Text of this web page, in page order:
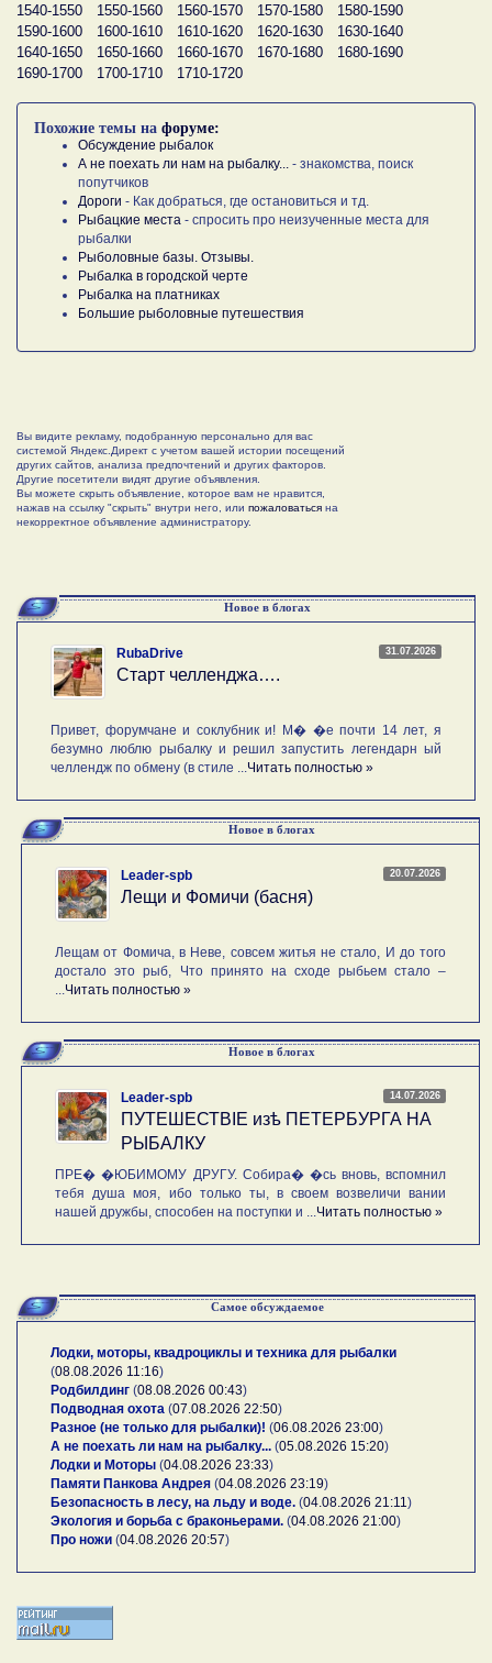
1540-1550
1550-1560 1560-1570 1570-1580
1580-1590
1590-1600
1600-1610 1610-1620 1620-1630
1630-1640
1640-1650
1650-1660 1660-1670 1670-1680
1680-1690
1690-1700
1700-1710 1710-1720
Похожие темы на форуме:
Обсуждение рыбалок
А не поехать ли нам на рыбалку...
- знакомства, поиск
попутчиков
Дороги - Как добраться, где остановиться и тд.
Рыбацкие места - спросить про неизученные места для
рыбалки
Рыболовные базы. Отзывы.
Рыбалка в городской черте
Рыбалка на платниках
Большие рыболовные путешествия
Вы видите рекламу, подобранную персонально для вас
системой Яндекс.Директ с учетом вашей истории посещений
других сайтов, анализа предпочтений и других факторов.
Другие посетители видят другие объявления.
Вы можете скрыть объявление, которое вам не нравится,
нажав на ссылку "скрыть" внутри него, или пожаловаться на
некорректное объявление администратору.
Новое в блогах
31.07.2026
RubaDrive
Старт челленджа….
Привет, форумчане и соклубник и! М� �е почти 14 лет, я
безумно люблю рыбалку и решил запустить легендарн ый
челлендж по обмену (в стиле ... Читать полностью »
Новое в блогах
20.07.2026
Leader-spb
Лещи и Фомичи (басня)
Лещам от Фомича, в Неве, совсем житья не стало, И до того
достало это рыб, Что принято на сходе рыбьем стало –
Читать полностью »
Новое в блогах
14.07.2026
Leader-spb
ПУТЕШЕСТВIE изѣ ПЕТЕРБУРГА НА
РЫБАЛКУ
ПРЕ� �ЮБИМОМУ ДРУГУ. Собира� �сь вновь, вспомнил
тебя душа моя, ибо только ты, в своем возвеличи вании
нашей дружбы, способен на поступки и ... Читать полностью »
Самое обсуждаемое
Лодки, моторы, квадроциклы и техника для рыбалки
(08.08.2026 11:16)
Родбилдинг (08.08.2026 00:43)
Подводная охота (07.08.2026 22:50)
Разное (не только для рыбалки)! (06.08.2026 23:00)
А не поехать ли нам на рыбалку... (05.08.2026 15:20)
Лодки и Моторы (04.08.2026 23:33)
Памяти Панкова Андрея (04.08.2026 23:19)
Безопасность в лесу, на льду и воде. (04.08.2026 21:11 )
Экология и борьба с браконьерами. (04.08.2026 21:00)
Про ножи (04.08.2026 20:57)